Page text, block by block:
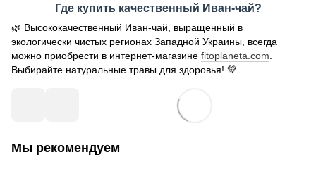
Где купить качественный Иван-чай?
🌿 Высококачественный Иван-чай, выращенный в
экологически чистых регионах Западной Украины, всегда
можно приобрести в интернет-магазине fitoplaneta.com
Выбирайте натуральные травы для здоровья! 💚
Мы рекомендуем